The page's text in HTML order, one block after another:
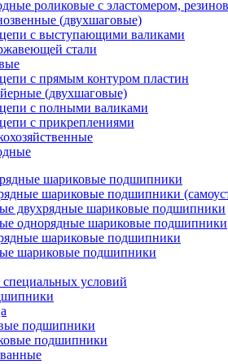
роликовые с эластомером,
(двухшаговые)
с выступающими валиками
стали
с прямым контуром пластин
(двухшаговые)
с полными валиками
с прикреплениями
шариковые подшипники
шариковые подшипники
двухрядные шариковые подшипники
однорядные шариковые подшипники
шариковые подшипники
шариковые подшипники
условий
подшипники
подшипники